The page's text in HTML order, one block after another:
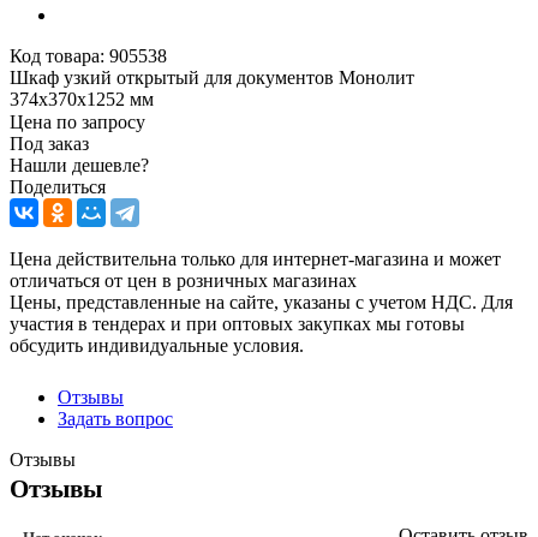
Код товара: 905538
Шкаф узкий открытый для документов Монолит
374х370х1252 мм
Цена по запросу
Под заказ
Нашли дешевле?
Поделиться
Цена действительна только для интернет-магазина и может
отличаться от цен в розничных магазинах
Цены, представленные на сайте, указаны с учетом НДС. Для
участия в тендерах и при оптовых закупках мы готовы
обсудить индивидуальные условия.
Отзывы
Задать вопрос
Отзывы
Отзывы